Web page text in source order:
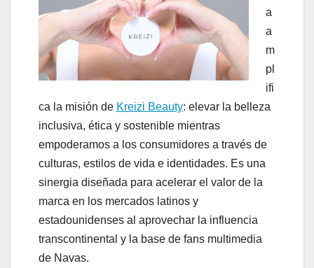
a
a
m
pl
ifi
ca la misión de Kreizi Beauty: elevar la belleza
inclusiva, ética y sostenible mientras
empoderamos a los consumidores a través de
culturas, estilos de vida e identidades. Es una
sinergia diseñada para acelerar el valor de la
marca en los mercados latinos y
estadounidenses al aprovechar la influencia
transcontinental y la base de fans multimedia
de Navas.